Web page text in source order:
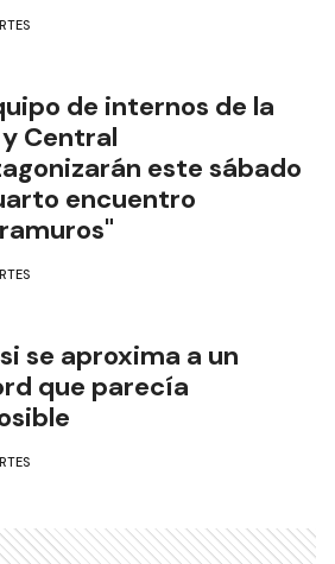
de internos de la
y Central
este sábado
encuentro
se aproxima a un
que parecía